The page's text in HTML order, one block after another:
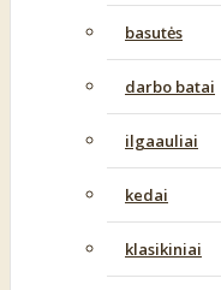
basutės
darbo batai
ilgaauliai
kedai
klasikiniai